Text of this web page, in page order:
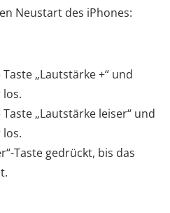
Neustart des iPhones:
„Lautstärke +“ und
los.
„Lautstärke leiser“ und
los.
Taste gedrückt, bis das